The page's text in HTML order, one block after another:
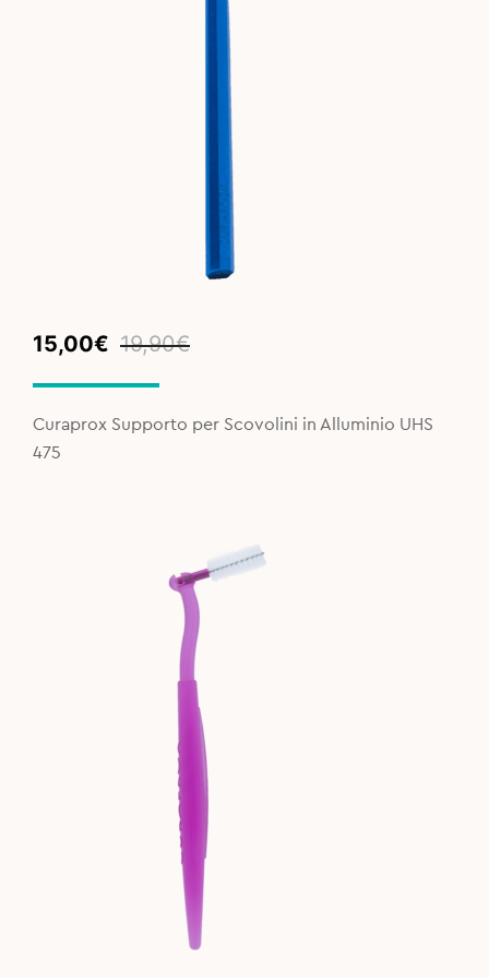
19,90€
Original
was:
19,90€.
15,00€
Current
is:
15,00€.
Curaprox Supporto per Scovolini in Alluminio UHS
475